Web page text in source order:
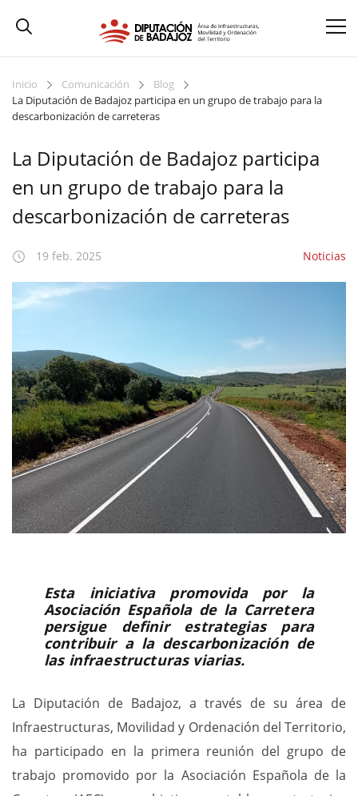
Inicio Comunicación
Blog
La Diputación de Badajoz participa en un grupo de trabajo para la
descarbonización de carreteras
La Diputación de Badajoz participa
en un grupo de trabajo para la
descarbonización de carreteras
19 feb. 2025 Noticias
Esta iniciativa promovida por la
Asociación Española de la Carretera
persigue definir estrategias para
contribuir a la descarbonización de
las infraestructuras viarias.
La Diputación de Badajoz, a través de su área de
Infraestructuras, Movilidad y Ordenación del Territorio,
ha participado en la primera reunión del grupo de
trabajo promovido por la Asociación Española de la